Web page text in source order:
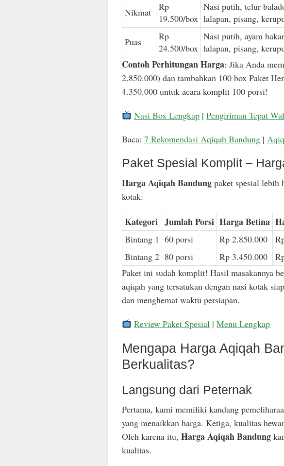
Nikmat
Rp
19.500/box
Nasi putih, telur
lalapan, pisang,
Puas
Rp
24.500/box
Nasi putih, ayam
lalapan, pisang,
Contoh Perhitungan Harga: Jika Anda
2.850.000) dan tambahkan 100 box Paket
4.350.000 untuk acara komplit 100 porsi!
Nasi Box Lengkap |Pengiriman Tepat
Baca: 7 Rekomendasi Aqiqah Bandung|
Paket Spesial Komplit –
Harga Aqiqah Bandungpaket spesial lebih
kotak:
Kategori Jumlah Porsi Harga Betina
Bintang 1 60 porsi Rp 2.850.000
Bintang 2 80 porsi Rp 3.450.000
Paket ini sudah komplit! Hasil masakannya
aqiqah yang tersatukan dengan nasi kotak
dan menghemat waktu persiapan.
Review Paket Spesial |Menu Lengkap
Mengapa Harga Aqiqah
Berkualitas?
Langsung dari Peternak
Pertama, kami memiliki kandang
yang menaikkan harga. Ketiga, kualitas
Oleh karena itu, Harga Aqiqah Bandung
kualitas.